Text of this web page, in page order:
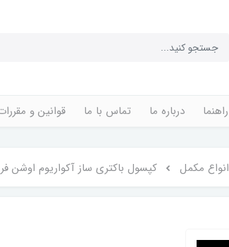
راهنما درباره ما تماس با ما قوانین و
انواع مکمل کپسول باکتری ساز آکواریوم اوشن